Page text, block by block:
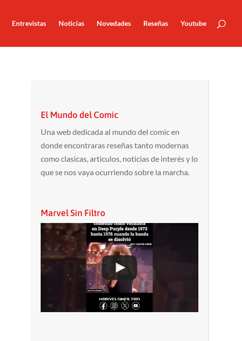
Entrevistas Noticias Novedades Reseñas Youtube
El Mundo del Comic
Una web dedicada al mundo del comic en
donde encontraras reseñas tanto modernas
como clasicas, articulos, noticias de interés y lo
que se nos vaya ocurriendo sobre la marcha.
Marvel Sin Filtro